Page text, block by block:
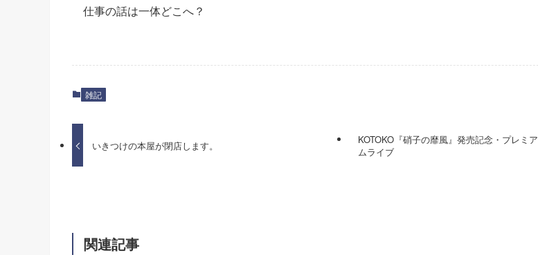
仕事の話は一体どこへ？
雑記
いきつけの本屋が閉店します。
KOTOKO『硝子の靡風』発売記念・プレミア
ムライブ
関連記事